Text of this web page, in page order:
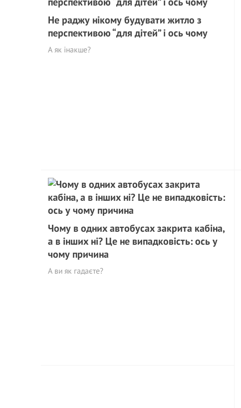
Не раджу нікому будувати житло з
перспективою “для дітей” і ось чому
А як інакше?
Чому в одних автобусах закрита кабіна,
а в інших ні? Це не випадковість: ось у
чому причина
А ви як гадаєте?